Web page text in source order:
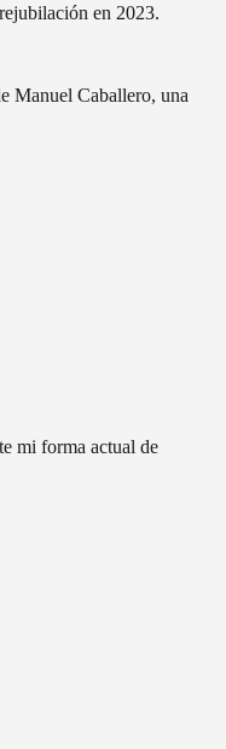
en 2023.
Manuel Caballero, una
mi forma actual de